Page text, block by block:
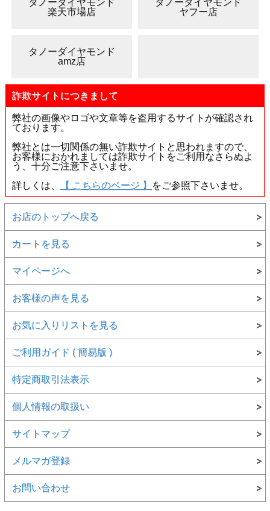
あらかじめご了承下さいませ。
・販売済みのため、価格は「0円」と表示しております。
・お問い合わせ等につきましては、TEL、メール等でお
気軽にご連絡下さいませ。
タノーダイヤモンド
楽天市場店
タノーダイヤモンド
ヤフー店
タノーダイヤモンド
amz店
詐欺サイトにつきまして
弊社の画像やロゴや文章等を盗用するサイトが確認され
ております。
弊社とは一切関係の無い詐欺サイトと思われますので、
お客様におかれましては詐欺サイトをご利用なさらぬよ
う、十分ご注意下さいませ。
詳しくは、
【 こちらのページ 】 をご参照下さいませ。
お店のトップへ戻る
カートを見る
マイページへ
お客様の声を見る
お気に入りリストを見る
ご利用ガイド ( 簡易版 )
特定商取引法表示
個人情報の取扱い
サイトマップ
メルマガ登録
お問い合わせ